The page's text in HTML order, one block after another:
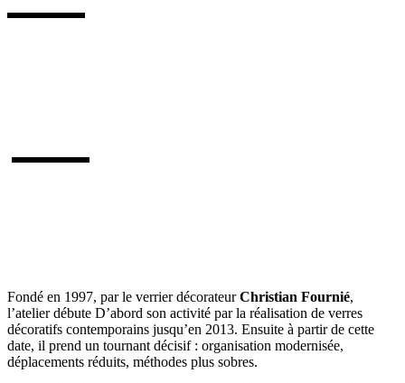
Fondé en 1997, par le verrier décorateurChristian Fournié,
l’atelier débute D’abord son activité par la réalisation de verres
décoratifs contemporains jusqu’en 2013. Ensuite à partir de cette
date, il prend un tournant décisif : organisation modernisée,
déplacements réduits, méthodes plus sobres.